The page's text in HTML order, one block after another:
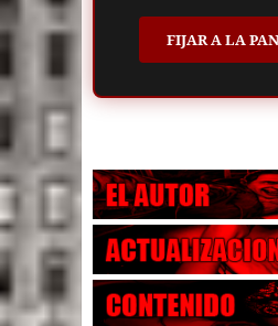
FIJAR A LA